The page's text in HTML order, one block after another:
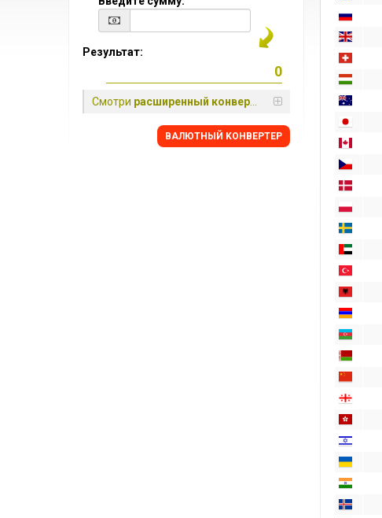
Результат:
Смотри расширенный конвертер
BАЛЮТНЫЙ KОНВЕРТЕР